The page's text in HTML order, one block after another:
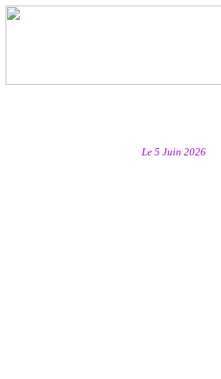
Le 5 Juin 2026